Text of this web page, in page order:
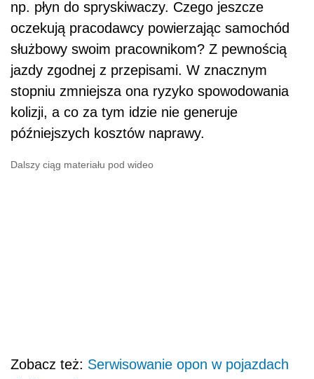
np. płyn do spryskiwaczy. Czego jeszcze
oczekują pracodawcy powierzając samochód
służbowy swoim pracownikom? Z pewnością
jazdy zgodnej z przepisami. W znacznym
stopniu zmniejsza ona ryzyko spowodowania
kolizji, a co za tym idzie nie generuje
późniejszych kosztów naprawy.
Dalszy ciąg materiału pod wideo
Zobacz też: Serwisowanie opon w pojazdach